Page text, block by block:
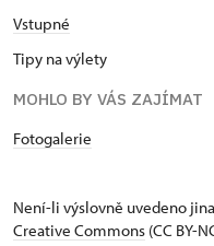
Vstupné
Tipy na výlety
MOHLO BY VÁS ZAJÍMAT
Fotogalerie
Není-li výslovně uvedeno
Creative Commons (CC BY-